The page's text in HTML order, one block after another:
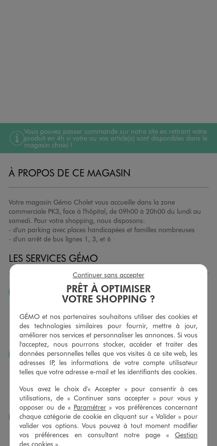
Vous pouvez passer commande sur notre site en retirant votre
produit en 4h si votre ou vos article(s) sont disponibles dans le
magasin choisi !
À PROPOS DE CE MAGASIN
Votre magasin Gémo Cholet vous accueille dans la zone
commerciale PK3, face à l'hôpital, de 09h00 à 20h00 du lundi au
samedi. Pour votre shopping, nous disposons:
- d'un parking avec places handicapées et familles nombreuses
- d'un arrêt de bus lignes 1, 3, et 6
LES SERVICES GÉMO
JE PEUX CHANGER D’AVIS
Nous échangeons et vous proposons un avoir ou un
remboursement pour tout article non porté, non retouché,
sous 30 jours, sur simple présentation du ticket de caisse,
dans tous les magasins GÉMO.
JE PEUX FAIRE RETOUCHER MES ARTICLES
Ourlets, ceintures… vous avez la possibilité de faire
retoucher vos articles textiles dans nos magasins. Les tarifs
sont à votre disposition sur simple demande. Voir
conditions en magasins.
J’AIME FAIRE PLAISIR
Nous vous proposons des cartes cadeaux GÉMO d’un
montant au choix entre 10€ et 150€. Les cartes cadeau
PRÊT À OPTIMISER
VOTRE SHOPPING ?
GÉMO et nos partenaires souhaitons utiliser des cookies et
des technologies similaires pour fournir, mettre à jour,
améliorer nos services et personnaliser les annonces. Si vous
l'acceptez, nous pourrons stocker, accéder et traiter des
données personnelles telles que vos visites à ce site web, les
adresses IP, les informations de votre compte utilisateur
telles que votre adresse e-mail et les identifiants des cookies.
Vous avez le choix d'« Accepter » pour consentir à ces
utilisations, de « Continuer sans accepter » pour vous y
opposer ou de « Paramétrer » vos préférences concernant
chaque catégorie de cookie en cliquant sur « Valider » pour
valider vos options. Vous pouvez à tout moment modifier
vos préférences en consultant notre page « Gestion
des cookies ».
Continuer sans accepter